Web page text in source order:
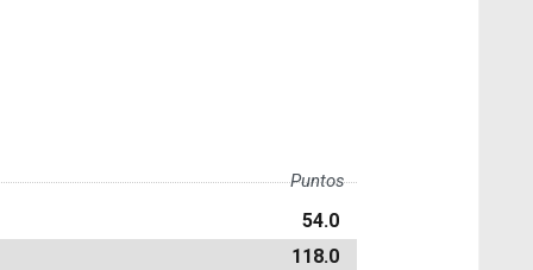
Puntos
54.0
118.0